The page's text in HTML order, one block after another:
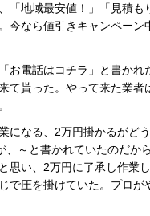
「地域最安値！」「見積も
今なら値引きキャンペーン
お電話はコチラ」と書かれ
て貰った。やって来た業者
なる、2万円掛かるがど
～と書かれていたのだか
い、2万円に了承し作業し
で圧を掛けていた。プロが